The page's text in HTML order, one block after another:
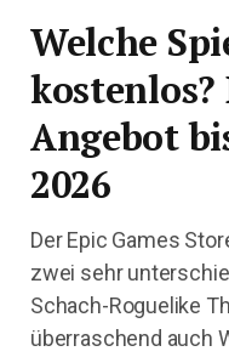
Welche
kostenlos?
Angebot
2026
Der Epic Games
zwei sehr
Schach-Roguelike
überraschend auch